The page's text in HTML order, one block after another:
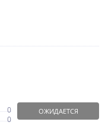
0
0
ОЖИДАЕТСЯ